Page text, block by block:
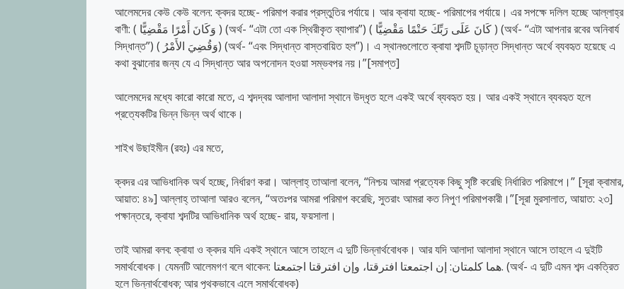
আলেমদের কেউ কেউ বলেন: ক্বদর হচ্ছে- পরিমাপ করার প্রস্তুতির পর্যায়ে। আর ক্বাযা হচ্ছে- পরিমাপের পর্যায়ে। এর সপক্ষে দলিল হচ্ছে আল্লাহ্‌র
বাণী: ( وَكَانَ أَمْرًا مَقْضِيًّا ) (অর্থ- “এটা তো এক স্থিরীকৃত ব্যাপার”) ( كَانَ عَلَى رَبِّكَ حَتْمًا مَقْضِيًّا ) (অর্থ- “এটা আপনার রবের অনিবার্য
সিদ্ধান্ত”) ( وَقُضِيَ الأَمْرُ) (অর্থ- “এবং সিদ্ধান্ত বাস্তবায়িত হল”)। এ স্থানগুলোতে ক্বাযা শব্দটি চূড়ান্ত সিদ্ধান্ত অর্থে ব্যবহৃত হয়েছে এ
কথা বুঝানোর জন্য যে এ সিদ্ধান্ত আর অপনোদন হওয়া সম্ভবপর নয়।”[সমাপ্ত]
আলেমদের মধ্যে কারো কারো মতে, এ শব্দদ্বয় আলাদা আলাদা স্থানে উদ্ধৃত হলে একই অর্থে ব্যবহৃত হয়। আর একই স্থানে ব্যবহৃত হলে
প্রত্যেকটির ভিন্ন ভিন্ন অর্থ থাকে।
শাইখ উছাইমীন (রহঃ) এর মতে,
ক্বদর এর আভিধানিক অর্থ হচ্ছে, নির্ধারণ করা। আল্লাহ্‌ তাআলা বলেন, “নিশ্চয় আমরা প্রত্যেক কিছু সৃষ্টি করেছি নির্ধারিত পরিমাপে।” [সূরা ক্বামার,
আয়াত: ৪৯] আল্লাহ্‌ তাআলা আরও বলেন, “অতঃপর আমরা পরিমাপ করেছি, সুতরাং আমরা কত নিপুণ পরিমাপকারী।”[সূরা মুরসালাত, আয়াত: ২৩]
পক্ষান্তরে, ক্বাযা শব্দটির আভিধানিক অর্থ হচ্ছে- রায়, ফয়সালা।
তাই আমরা বলব: ক্বাযা ও ক্বদর যদি একই স্থানে আসে তাহলে এ দুটি ভিন্নার্থবোধক। আর যদি আলাদা আলাদা স্থানে আসে তাহলে এ দুইটি
সমার্থবোধক। যেমনটি আলেমগণ বলে থাকেন: هما كلمتان: إن اجتمعتا افترقتا، وإن افترقتا اجتمعتا. (অর্থ- এ দুটি এমন শব্দ একত্রিত
হলে ভিন্নার্থবোধক; আর পৃথকভাবে এলে সমার্থবোধক)